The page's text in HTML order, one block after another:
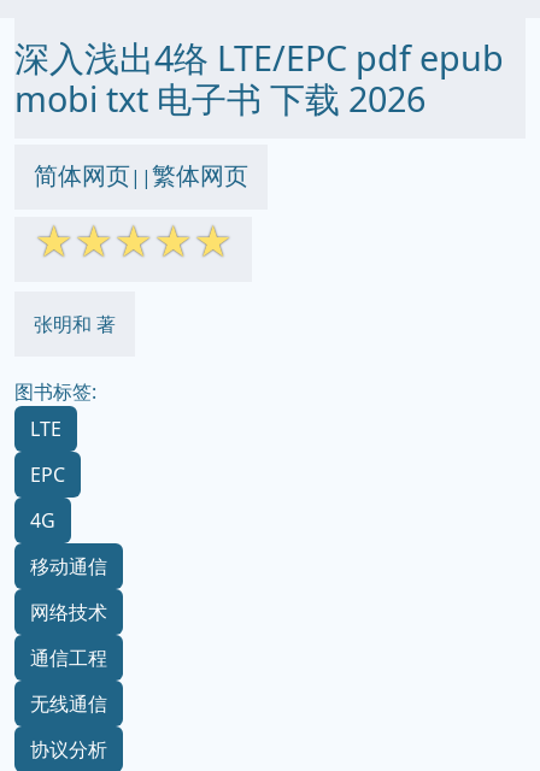
深入浅出4络 LTE/EPC pdf epub
mobi txt 电子书 下载 2026
简体网页||繁体网页
☆☆☆☆☆
张明和 著
图书标签:
LTE
EPC
4G
移动通信
网络技术
通信工程
无线通信
协议分析